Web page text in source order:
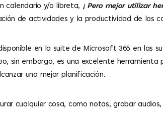
calendario y/o libreta, ¡ Pero mejor utilizar
de actividades y la productividad de los
en la suite de Microsoft 365 en las
sin embargo, es una excelente
una mejor planificación.
cualquier cosa, como notas, grabar